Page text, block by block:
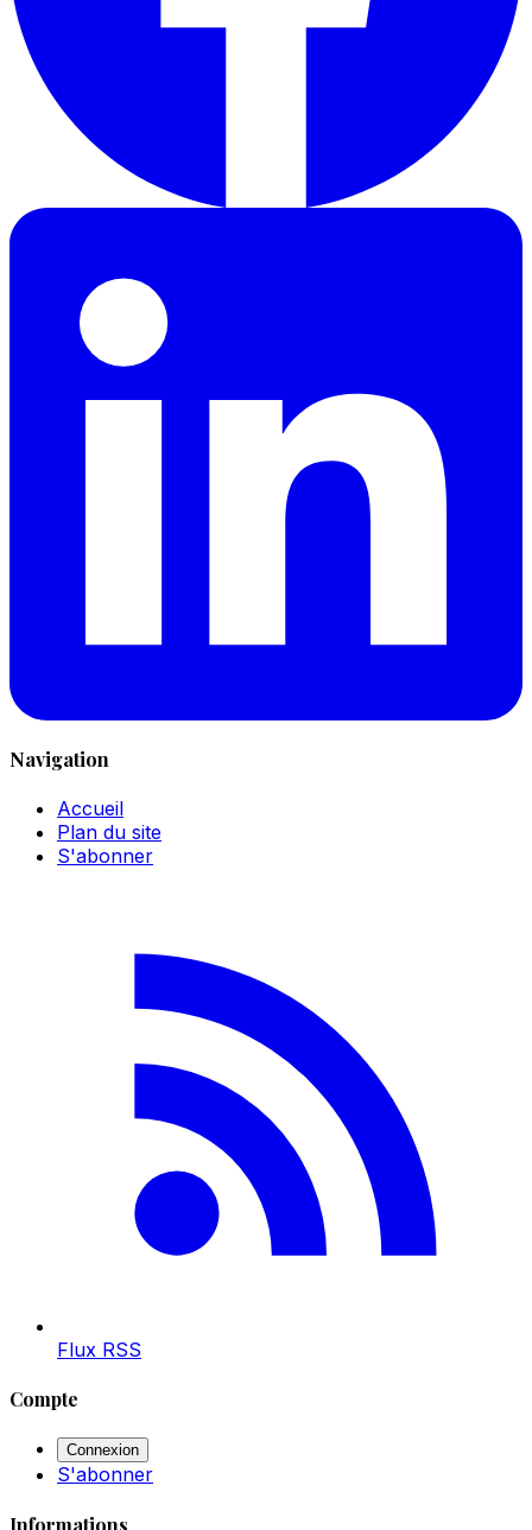
Navigation
Accueil
Plan du site
S'abonner
Flux RSS
Compte
Connexion
S'abonner
Informations